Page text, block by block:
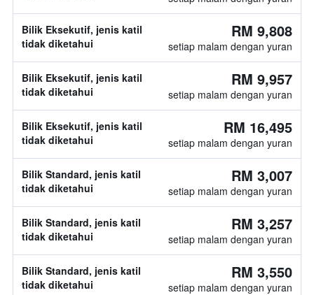
Bilik Eksekutif, jenis katil
tidak diketahui
RM 9,808
setiap malam dengan yuran
Bilik Eksekutif, jenis katil
tidak diketahui
RM 9,957
setiap malam dengan yuran
Bilik Eksekutif, jenis katil
tidak diketahui
RM 16,495
setiap malam dengan yuran
Bilik Standard, jenis katil
tidak diketahui
RM 3,007
setiap malam dengan yuran
Bilik Standard, jenis katil
tidak diketahui
RM 3,257
setiap malam dengan yuran
Bilik Standard, jenis katil
tidak diketahui
RM 3,550
setiap malam dengan yuran